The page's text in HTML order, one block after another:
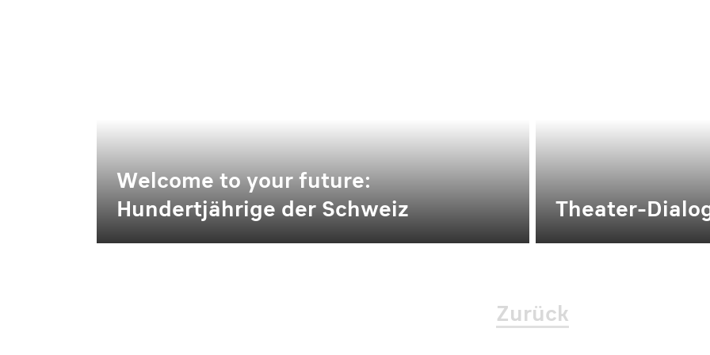
Welcome to your future:
Hundertjährige der Schweiz
Theater-
Zurück